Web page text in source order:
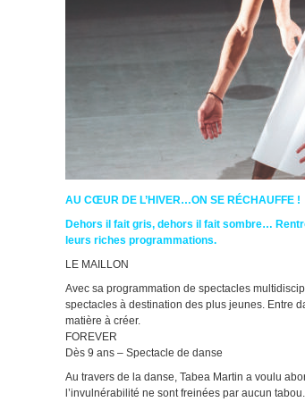
AU CŒUR DE L’HIVER…ON SE RÉCHAUFFE !
Dehors il fait gris, dehors il fait sombre…
leurs riches programmations.
LE MAILLON
Avec sa programmation de spectacles
spectacles à destination des plus jeunes. Entre
matière à créer.
FOREVER
Dès 9 ans – Spectacle de danse
Au travers de la danse, Tabea Martin a voulu
l’invulnérabilité ne sont freinées par aucun